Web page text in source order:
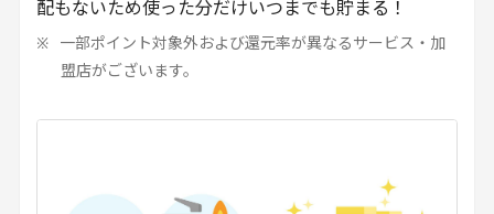
配もないため使った分だけいつまでも貯まる！
一部ポイント対象外および還元率が異なるサービス・加
盟店がございます。